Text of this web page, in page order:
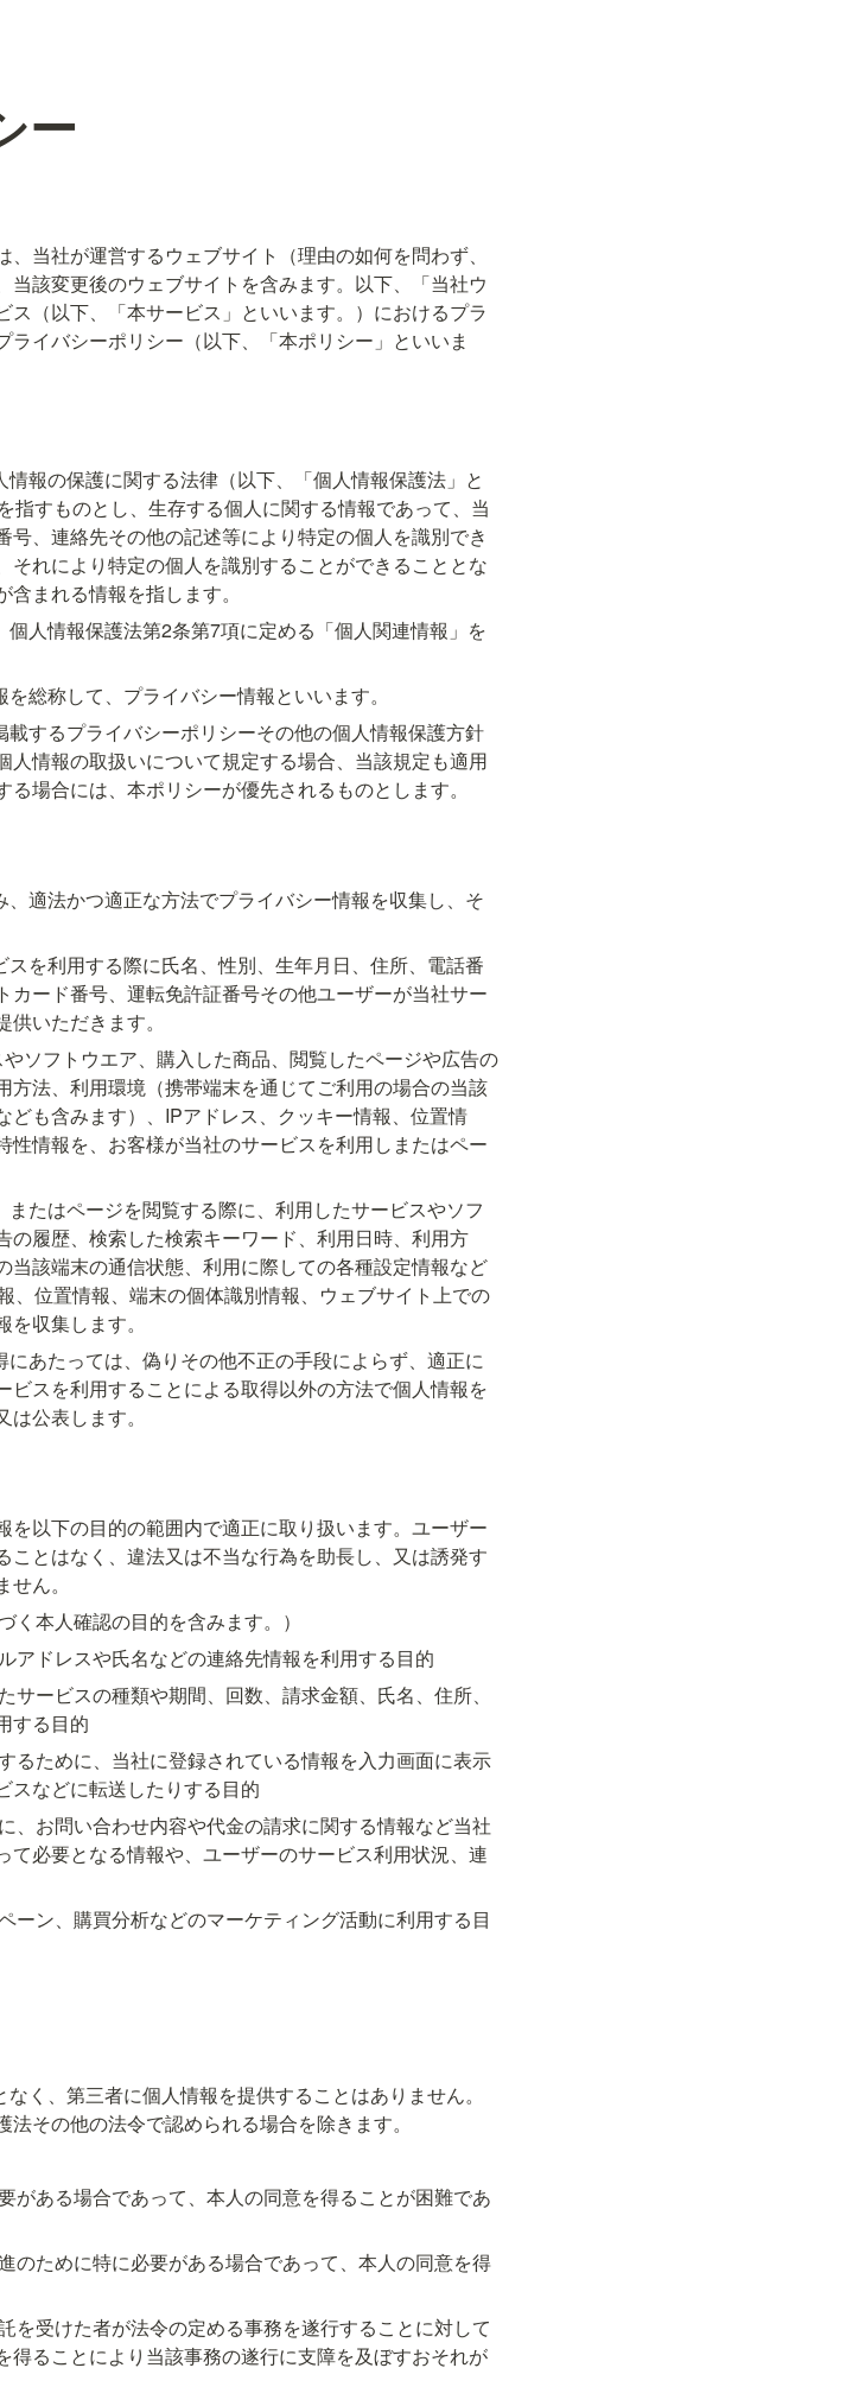
ー
当社が運営するウェブサイト（理由の如何を問わず、
当該変更後のウェブサイトを含みます。以下、「当社ウ
（以下、「本サービス」といいます。）におけるプラ
イバシーポリシー（以下、「本ポリシー」といいま
報の保護に関する法律（以下、「個人情報保護法」と
指すものとし、生存する個人に関する情報であって、当
、連絡先その他の記述等により特定の個人を識別でき
れにより特定の個人を識別することができることとな
まれる情報を指します。
人情報保護法第2条第7項に定める「個人関連情報」を
総称して、プライバシー情報といいます。
するプライバシーポリシーその他の個人情報保護方針
情報の取扱いについて規定する場合、当該規定も適用
場合には、本ポリシーが優先されるものとします。
適法かつ適正な方法でプライバシー情報を収集し、そ
を利用する際に氏名、性別、生年月日、住所、電話番
ード番号、運転免許証番号その他ユーザーが当社サー
いただきます。
ソフトウエア、購入した商品、閲覧したページや広告の
法、利用環境（携帯端末を通じてご利用の場合の当該
も含みます）、IPアドレス、クッキー情報、位置情
情報を、お客様が当社のサービスを利用しまたはペー
たはページを閲覧する際に、利用したサービスやソフ
の履歴、検索した検索キーワード、利用日時、利用方
該端末の通信状態、利用に際しての各種設定情報など
、位置情報、端末の個体識別情報、ウェブサイト上での
収集します。
あたっては、偽りその他不正の手段によらず、適正に
スを利用することによる取得以外の方法で個人情報を
公表します。
以下の目的の範囲内で適正に取り扱います。ユーザー
とはなく、違法又は不当な行為を助長し、又は誘発す
ん。
本人確認の目的を含みます。）
アドレスや氏名などの連絡先情報を利用する目的
ービスの種類や期間、回数、請求金額、氏名、住所、
する目的
るために、当社に登録されている情報を入力画面に表示
スなどに転送したりする目的
、お問い合わせ内容や代金の請求に関する情報など当社
必要となる情報や、ユーザーのサービス利用状況、連
ーン、購買分析などのマーケティング活動に利用する目
く、第三者に個人情報を提供することはありません。
その他の法令で認められる場合を除きます。
がある場合であって、本人の同意を得ることが困難であ
のために特に必要がある場合であって、本人の同意を得
を受けた者が法令の定める事務を遂行することに対して
ることにより当該事務の遂行に支障を及ぼすおそれが